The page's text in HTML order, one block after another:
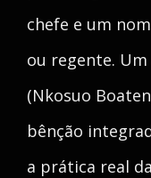
chefe e um
ou regente.
(Nkosuo
bênção
a prática real